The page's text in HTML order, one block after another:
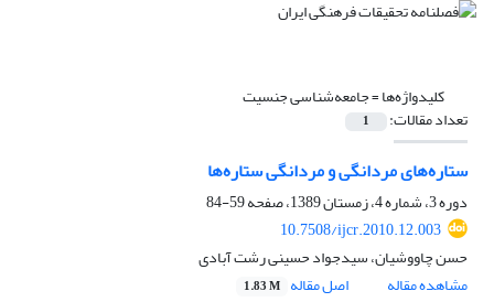
کلیدواژه‌ها =جامعه‌شناسی جنسیت
تعداد مقالات: 1
ستاره‌های مردانگی و مردانگی ستاره‌ها
دوره 3، شماره 4، زمستان 1389، صفحه
59-84
10.7508/ijcr.2010.12.003
حسن چاووشیان، سیدجواد حسینی رشت آبادی
مشاهده مقاله
اصل مقاله 1.83 M